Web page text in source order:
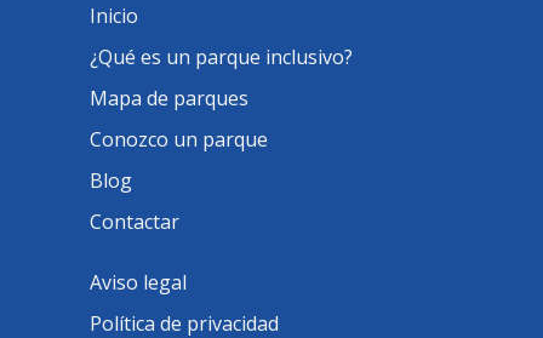
Inicio
¿Qué es un parque inclusivo?
Mapa de parques
Conozco un parque
Blog
Contactar
Aviso legal
Política de privacidad